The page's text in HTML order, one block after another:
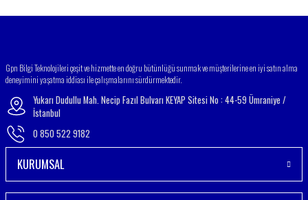
Gpn Bilgi Teknolojileri çeşit ve hizmette en doğru bütünlüğü sunmak ve müşterilerine en iyi satın alma
deneyimini yaşatma iddiası ile çalışmalarını sürdürmektedir.
Yukarı Dudullu Mah. Necip Fazıl Bulvarı KEYAP Sitesi No : 44-59 Ümraniye /
İstanbul
0 850 522 9182
KURUMSAL